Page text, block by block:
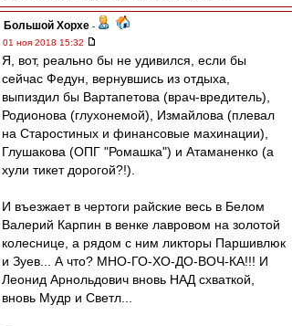
Большой Хорхе -
01 ноя 2018 15:32
Я, вот, реально бы не удивился, если бы
сейчас Федун, вернувшись из отдыха,
выпиздил бы Вартапетова (врач-вредитель),
Родионова (глухонемой), Измайлова (плевал
на Старостиных и финансовые махинации),
Глушакова (ОПГ "Ромашка") и Атаманенко (а
хули тикет дорогой?!).
И въезжает в чертоги райские весь в Белом
Валерий Карпин в венке лавровом на золотой
колеснице, а рядом с ним ликторы Паршивлюк
и Зуев... А что? МНО-ГО-ХО-ДО-ВОЧ-КА!!! И
Леонид Арнольдович вновь НАД схваткой,
вновь Мудр и Светл...